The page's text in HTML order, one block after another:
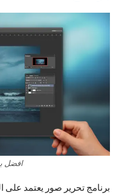
افضل
برنامج تحرير صور يعتمد على